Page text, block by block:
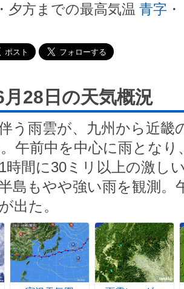
夕方までの最高気温 青字
28日の天気概況
う雨雲が、九州から近畿
午前中を中心に雨となり
時間に30ミリ以上の激し
島もやや強い雨を観測。
出た。